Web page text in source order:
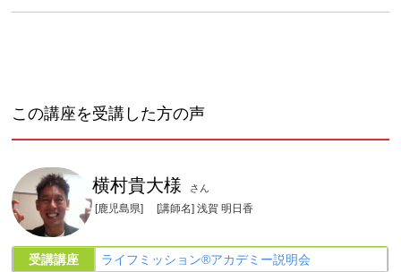
この講座を受講した方の声
横村貴大様 さん
[鹿児島県] [講師名] 浅賀 明日香
受講講座 ライフミッション®︎アカデミー説明会